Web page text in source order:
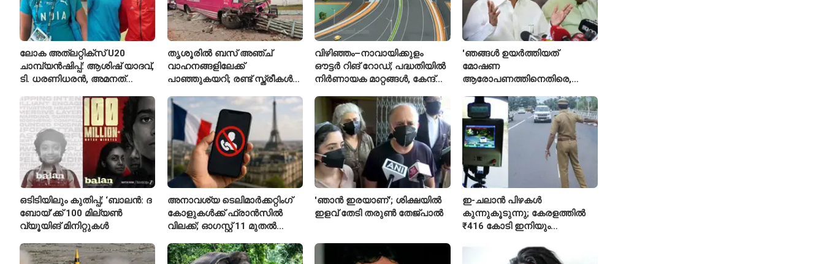
ലോക അത്‌ലറ്റിക്സ് U20
ചാമ്പ്യൻഷിപ്പ്: ആശിഷ് യാദവ്,
ടി. ധരണിധരൻ, അമനത്
തൃശൂരിൽ ബസ് അഞ്ച്
വാഹനങ്ങളിലേക്ക്
പാഞ്ഞുകയറി; രണ്ട് സ്ത്രീകൾ
വിഴിഞ്ഞം–നാവായിക്കുളം
ഔട്ടർ റിങ് റോഡ്; പദ്ധതിയിൽ
നിർണായക മാറ്റങ്ങൾ, കേന്ദ്രം
'ഞങ്ങൾ ഉയർത്തിയത്
മോഷണ
ആരോപണത്തിനെതിരെ,
റിജിജുവിന് മറുപടിയുമായി
സഞ്ജയ് റാവത്ത്
ഒടിടിയിലും കുതിപ്പ്; ‘ബാലൻ: ദ
ബോയ്’ക്ക് 100 മില്യൺ
വ്യൂയിങ് മിനിറ്റുകൾ
അനാവശ്യ ടെലിമാർക്കറ്റിംഗ്
കോളുകൾക്ക് ഫ്രാൻസിൽ
വിലക്ക്; ഓഗസ്റ്റ് 11 മുതൽ
'ഞാൻ ഇരയാണ്'; ശിക്ഷയിൽ
ഇളവ് തേടി തരുണ്‍ തേജ്പാൽ
ഇ-ചലാൻ പിഴകൾ
കുന്നുകൂടുന്നു; കേരളത്തിൽ
₹416 കോടി ഇനിയും